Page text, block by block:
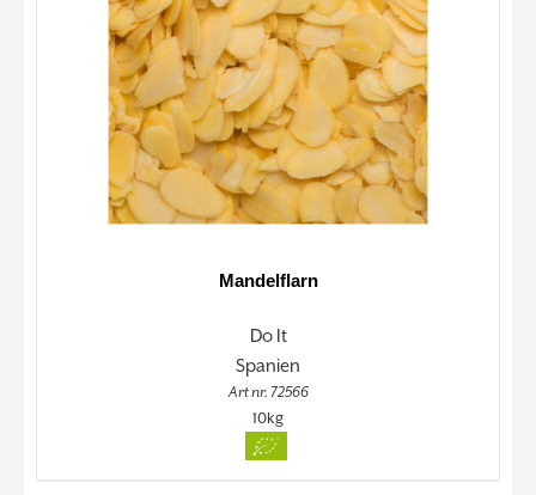
Mandelflarn
Do It
Spanien
Art nr. 72566
10kg